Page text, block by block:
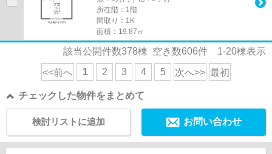
所在階：1階
間取り：1K
面積：19.87㎡
該当公開件数378棟 空き数606件 1-20棟表示
<<前へ 1 2 3 4 5 次へ>> 最初
チェックした物件をまとめて
お問い合わせ
検討リストに追加